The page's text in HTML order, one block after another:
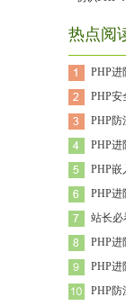
热点阅
PHP
PHP
PHP防
PHP进
PHP嵌
PHP
站长必
PHP进
PHP
PHP